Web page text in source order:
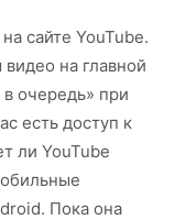
сайте YouTube.
на главной
очередь» при
есть доступ к
ли YouTube
Пока она